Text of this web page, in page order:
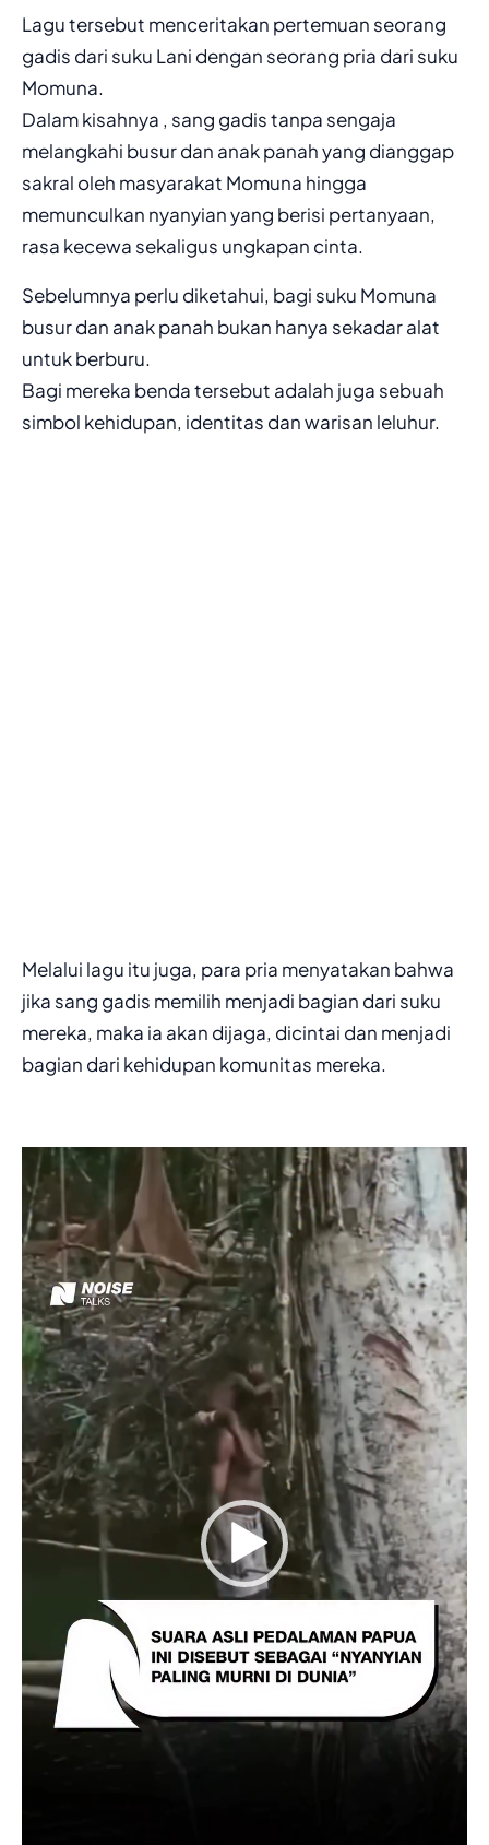
Lagu tersebut menceritakan pertemuan seorang
gadis dari suku Lani dengan seorang pria dari suku
Momuna.
Dalam kisahnya , sang gadis tanpa sengaja
melangkahi busur dan anak panah yang dianggap
sakral oleh masyarakat Momuna hingga
memunculkan nyanyian yang berisi pertanyaan,
rasa kecewa sekaligus ungkapan cinta.
Sebelumnya perlu diketahui, bagi suku Momuna
busur dan anak panah bukan hanya sekadar alat
untuk berburu.
Bagi mereka benda tersebut adalah juga sebuah
simbol kehidupan, identitas dan warisan leluhur.
Melalui lagu itu juga, para pria menyatakan bahwa
jika sang gadis memilih menjadi bagian dari suku
mereka, maka ia akan dijaga, dicintai dan menjadi
bagian dari kehidupan komunitas mereka.
Pemutar
Video